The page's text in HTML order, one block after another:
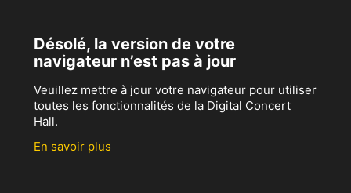
Désolé, la version de votre
navigateur n’est pas à jour
Veuillez mettre à jour votre navigateur pour utiliser
toutes les fonctionnalités de la Digital Concert
Hall.
En savoir plus